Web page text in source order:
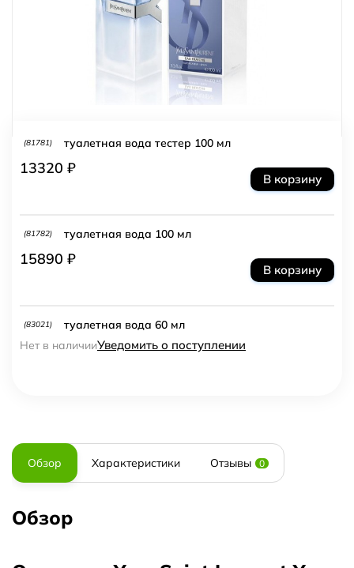
(81781) туалетная вода тестер 100 мл
13320 ₽
В корзину
(81782) туалетная вода 100 мл
15890 ₽
В корзину
(83021)
туалетная вода 60 мл
Нет в наличииУведомить о поступлении
Обзор Характеристики Отзывы 0
Обзор